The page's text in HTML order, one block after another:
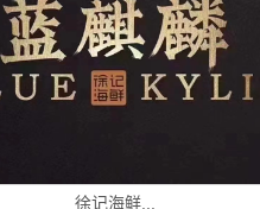
徐记海鲜...